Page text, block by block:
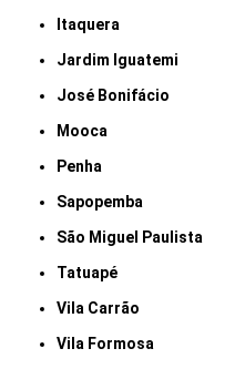
Itaquera
Jardim Iguatemi
José Bonifácio
Mooca
Penha
Sapopemba
São Miguel Paulista
Tatuapé
Vila Carrão
Vila Formosa